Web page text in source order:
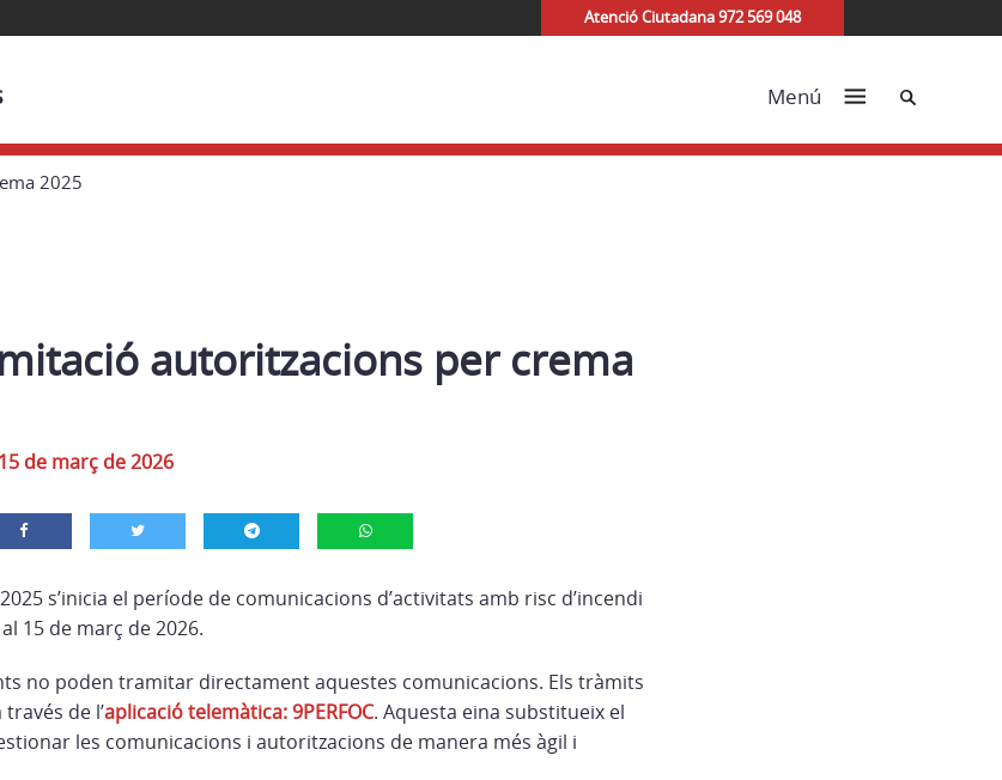
Atenció Ciutadana 972 569 048
Menú Cerca
2025
autoritzacions per crema
de març de 2026
s’inicia el període de comunicacions d’activitats amb risc d’incendi
15 de març de 2026.
no poden tramitar directament aquestes comunicacions. Els tràmits
de l’aplicació telemàtica: 9PERFOC. Aquesta eina substitueix el
les comunicacions i autoritzacions de manera més àgil i